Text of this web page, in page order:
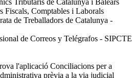
Tributaris de Catalunya i Balears
Fiscals, Comptables i Laborals
de Treballadors de Catalunya -
de Correos y Telégrafos - SIPCTE
l'aplicació Conciliacions per a
prèvia a la via judicial